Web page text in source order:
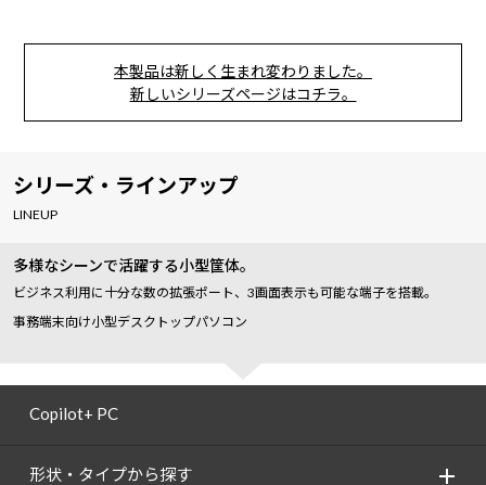
本製品は新しく生まれ変わりました。
新しいシリーズページはコチラ。
シリーズ・ラインアップ
LINEUP
多様なシーンで活躍する小型筐体。
ビジネス利用に十分な数の拡張ポート、3画面表示も可能な端子を搭載。
事務端末向け小型デスクトップパソコン
Copilot+ PC
形状・タイプから探す